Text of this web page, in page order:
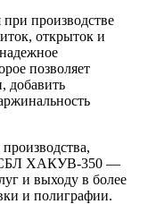
производстве
открыток и
позволяет
добавить
СБЛ ХАКУВ-350 —
и выходу в более
и полиграфии.